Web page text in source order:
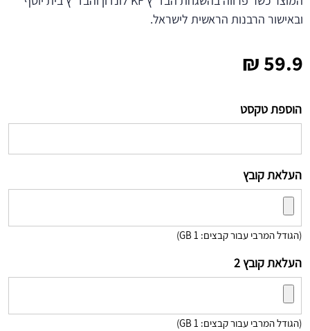
59.9
₪
הוספת טקסט
העלאת קובץ
(הגודל המרבי עבור קבצים: 1 GB)
העלאת קובץ 2
(הגודל המרבי עבור קבצים: 1 GB)
ובאישור הרבנות הראשית לישראל.